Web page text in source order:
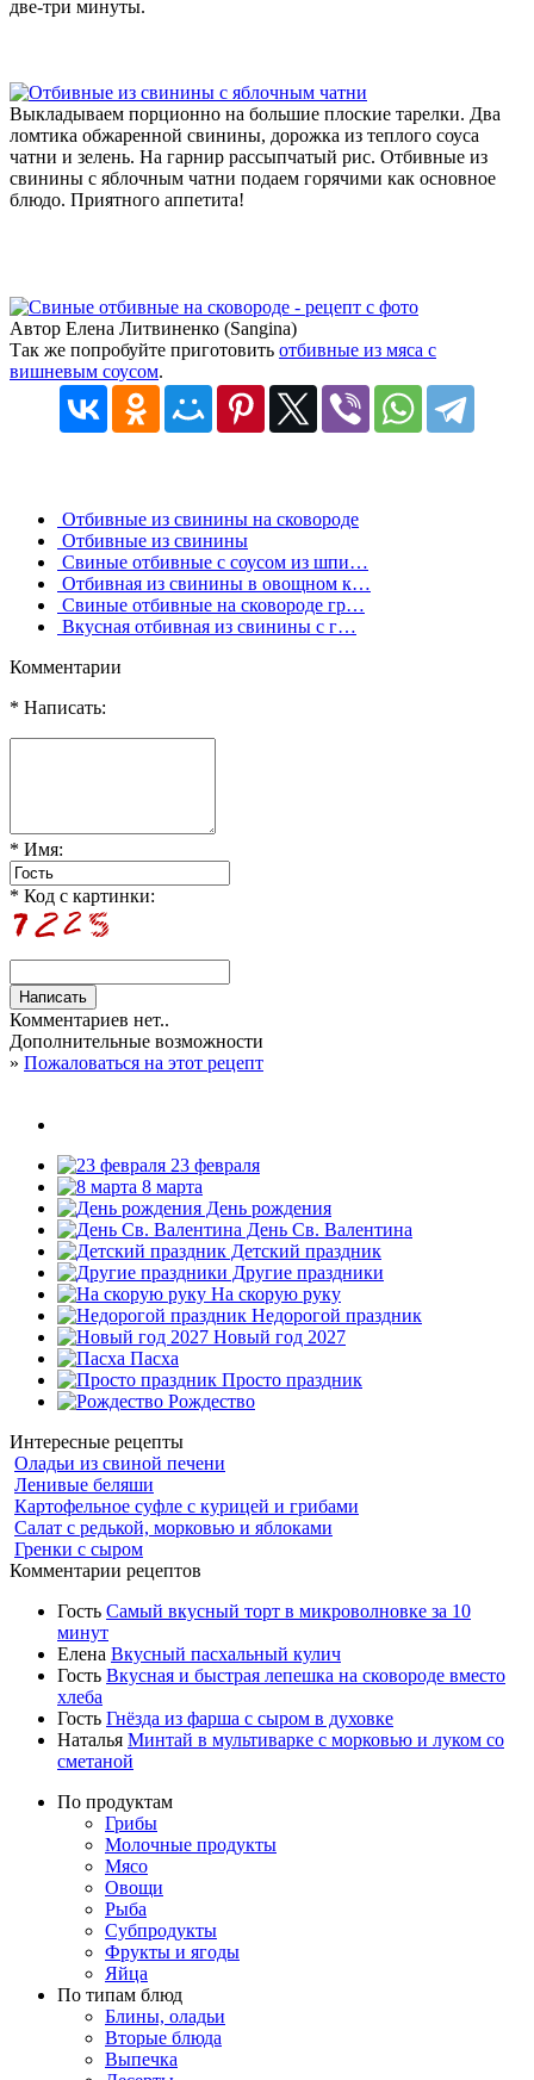
две-три минуты.
Выкладываем порционно на большие плоские тарелки. Два
ломтика обжаренной свинины, дорожка из теплого соуса
чатни и зелень. На гарнир рассыпчатый рис. Отбивные из
свинины с яблочным чатни подаем горячими как основное
блюдо. Приятного аппетита!
Автор Елена Литвиненко (Sangina)
Так же попробуйте приготовить отбивные из мяса с
вишневым соусом.
Отбивные из свинины на сковороде
Отбивные из свинины
Свиные отбивные с соусом из шпи…
Отбивная из свинины в овощном к…
Свиные отбивные на сковороде гр…
Вкусная отбивная из свинины с г…
Комментарии
* Написать:
* Имя:
* Код с картинки:
Комментариев нет..
Дополнительные возможности
» Пожаловаться на этот рецепт
23 февраля
8 марта
День рождения
День Св. Валентина
Детский праздник
Другие праздники
На скорую руку
Недорогой праздник
Новый год 2027
Пасха
Просто праздник
Рождество
Интересные рецепты
Оладьи из свиной печени
Ленивые беляши
Картофельное суфле с курицей и грибами
Салат с редькой, морковью и яблоками
Гренки с сыром
Комментарии рецептов
Гость Самый вкусный торт в микроволновке за 10
минут
Елена Вкусный пасхальный кулич
Гость Вкусная и быстрая лепешка на сковороде вместо
хлеба
Гость Гнёзда из фарша с сыром в духовке
Наталья Минтай в мультиварке с морковью и луком со
сметаной
По продуктам
Грибы
Молочные продукты
Мясо
Овощи
Рыба
Субпродукты
Фрукты и ягоды
Яйца
По типам блюд
Блины, оладьи
Вторые блюда
Выпечка